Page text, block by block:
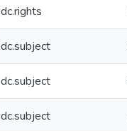
dc.rights
dc.subject
dc.subject
dc.subject